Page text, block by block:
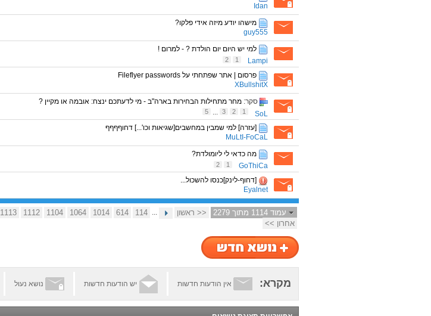
Idan
מישהו יודע מיזה אידי פלקו?
guy555
למי יש היום יום הולדת ? - למרום !
Lampi
1
2
פרסום | אתר שפתחתי על Fileflyer passwords
XBullshitX
סקר: מחר מתחילות הבחירות בארה"ב - מי לדעתכם ינצח: אובמה או מקיין ?
SoL
1
2
3
...
5
[עזרה] למי שמבין במחשבים[שגיאות וכו'...] דחוףףףף
MuLtI-FoCaL
מה כדאי לי ליומולדת?
GoThiCa
1
2
[דחוף-לינק]כנסו להשכול...
Eyalnet
עמוד 1114 מתוך 2279 << ראשון ...
114
614
1014
1064
1104
1112
1113
אחרון >>
מקרא: אין הודעות חדשות יש הודעות חדשות נושא נעול